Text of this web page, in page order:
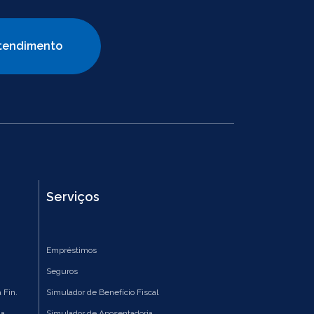
Fin.
Serviços
Empréstimos
Seguros
Simulador de Benefício Fiscal